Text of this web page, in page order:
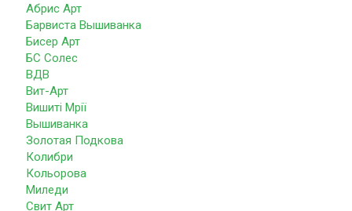
Абрис Арт
Барвиста Вышиванка
Бисер Арт
БС Солес
ВДВ
Вит-Арт
Вишиті Мрії
Вышиванка
Золотая Подкова
Колибри
Кольорова
Миледи
Свит Арт